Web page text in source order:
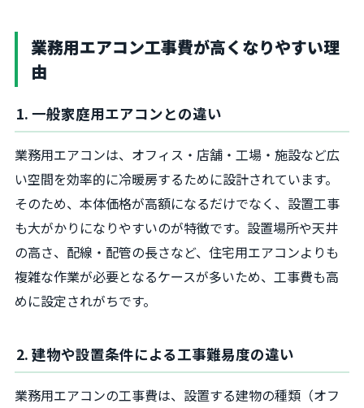
業務用エアコン工事費が高くなりやすい理
由
1. 一般家庭用エアコンとの違い
業務用エアコンは、オフィス・店舗・工場・施設など広
い空間を効率的に冷暖房するために設計されています。
そのため、本体価格が高額になるだけでなく、設置工事
も大がかりになりやすいのが特徴です。設置場所や天井
の高さ、配線・配管の長さなど、住宅用エアコンよりも
複雑な作業が必要となるケースが多いため、工事費も高
めに設定されがちです。
2. 建物や設置条件による工事難易度の違い
業務用エアコンの工事費は、設置する建物の種類（オフ